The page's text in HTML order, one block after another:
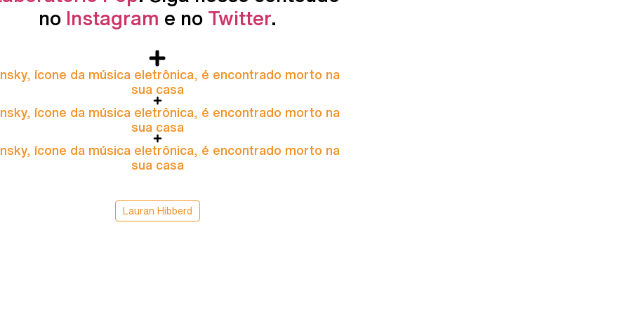
no Instagram e no Twitter.
ícone da música eletrônica, é encontrado morto na
sua casa
ícone da música eletrônica, é encontrado morto na
sua casa
ícone da música eletrônica, é encontrado morto na
sua casa
Lauran Hibberd